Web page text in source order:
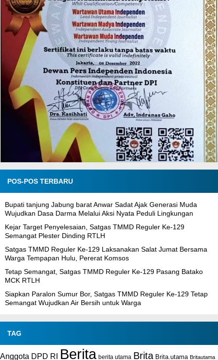
POS-POS TERBARU
Bupati tanjung Jabung barat Anwar Sadat Ajak Generasi Muda
Wujudkan Dasa Darma Melalui Aksi Nyata Peduli Lingkungan
Kejar Target Penyelesaian, Satgas TMMD Reguler Ke-129
Semangat Plester Dinding RTLH
Satgas TMMD Reguler Ke-129 Laksanakan Salat Jumat Bersama
Warga Tempapan Hulu, Pererat Komsos
Tetap Semangat, Satgas TMMD Reguler Ke-129 Pasang Batako
MCK RTLH
Siapkan Paralon Sumur Bor, Satgas TMMD Reguler Ke-129 Tetap
Semangat Wujudkan Air Bersih untuk Warga
TAG
Anggota DPD RI Berita berita utama Brita Brita.utama Britautama